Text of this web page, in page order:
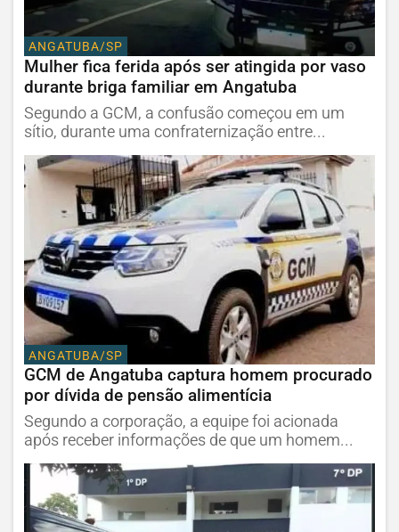
ANGATUBA/SP
Mulher fica ferida após ser atingida por vaso
durante briga familiar em Angatuba
Segundo a GCM, a confusão começou em um
sítio, durante uma confraternização entre...
ANGATUBA/SP
GCM de Angatuba captura homem procurado
por dívida de pensão alimentícia
Segundo a corporação, a equipe foi acionada
após receber informações de que um homem...